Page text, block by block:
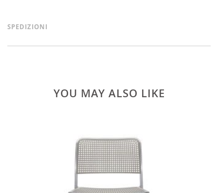
SPEDIZIONI
YOU MAY ALSO LIKE